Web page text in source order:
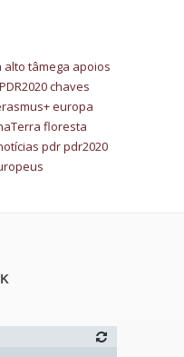
alto tâmega apoios
chaves
europa
floresta
pdrpdr2020